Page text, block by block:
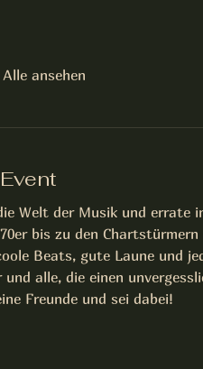
Alle ansehen
Welt der Musik und errate
bis zu den
Beats, gute Laune und
und alle, die einen
Freunde und sei dabei!